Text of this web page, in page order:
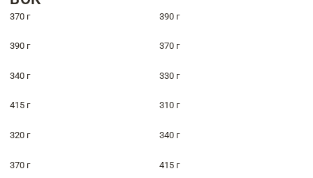
370 г 390 г
390 г 370 г
340 г 330 г
415 г 310 г
320 г 340 г
370 г 415 г